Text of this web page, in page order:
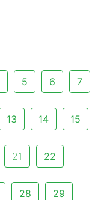
5 6 7
13 14 15
21 22
28 29